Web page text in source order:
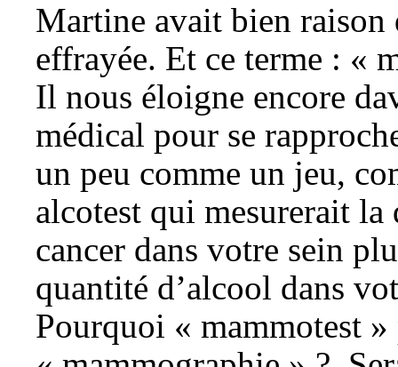
Martine avait bien raison
effrayée. Et ce terme : «
Il nous éloigne encore
médical pour se
un peu comme un jeu,
alcotest qui mesurerait la
cancer dans votre sein
quantité d’alcool dans
Pourquoi « mammotest